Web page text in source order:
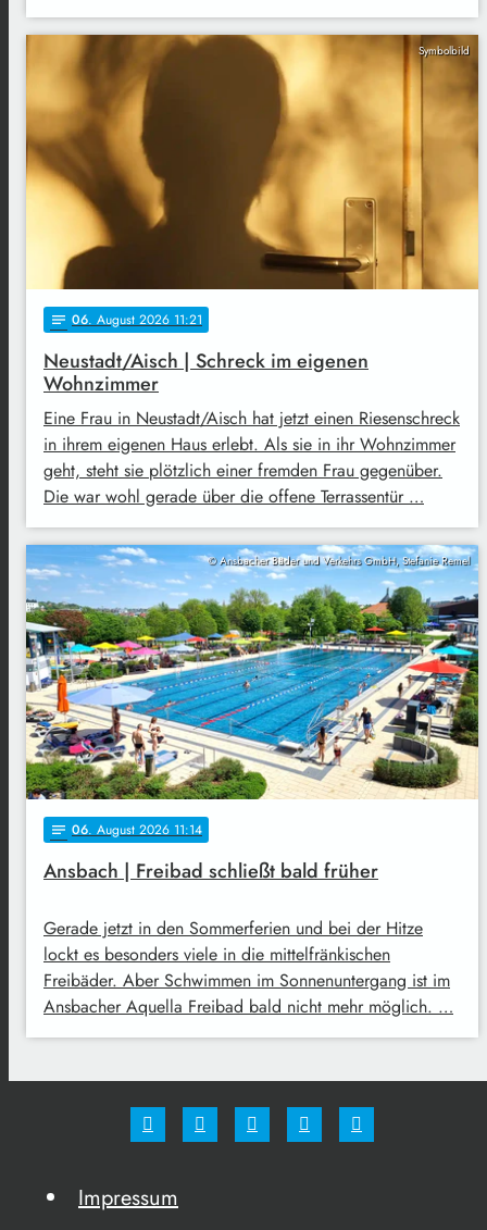
Symbolbild
notes 06. August 2026 11:21
Neustadt/Aisch | Schreck im eigenen
Wohnzimmer
Eine Frau in Neustadt/Aisch hat jetzt einen Riesenschreck
in ihrem eigenen Haus erlebt. Als sie in ihr Wohnzimmer
geht, steht sie plötzlich einer fremden Frau gegenüber.
Die war wohl gerade über die offene Terrassentür …
© Ansbacher Bäder und Verkehrs GmbH, Stefanie Remel
notes 06. August 2026 11:14
Ansbach | Freibad schließt bald früher
Gerade jetzt in den Sommerferien und bei der Hitze
lockt es besonders viele in die mittelfränkischen
Freibäder. Aber Schwimmen im Sonnenuntergang ist im
Ansbacher Aquella Freibad bald nicht mehr möglich. …
Impressum